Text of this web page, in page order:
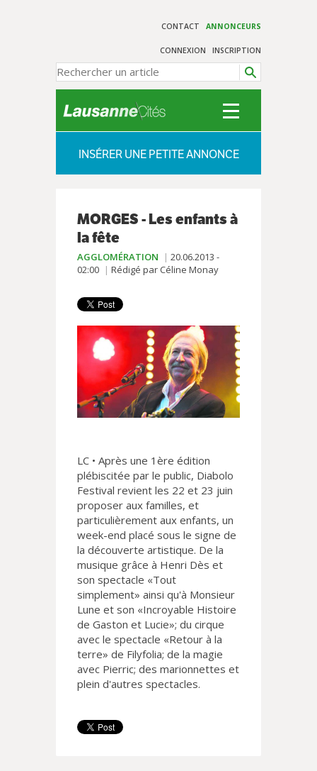
CONTACT ANNONCEURS
CONNEXION INSCRIPTION
INSÉRER UNE PETITE ANNONCE
MORGES - Les enfants à
la fête
AGGLOMÉRATION
20.06.2013 -
02:00
Rédigé par Céline Monay
LC • Après une 1ère édition
plébiscitée par le public, Diabolo
Festival revient les 22 et 23 juin
proposer aux familles, et
particulièrement aux enfants, un
week-end placé sous le signe de
la découverte artistique. De la
musique grâce à Henri Dès et
son spectacle «Tout
simplement» ainsi qu'à Monsieur
Lune et son «Incroyable Histoire
de Gaston et Lucie»; du cirque
avec le spectacle «Retour à la
terre» de Filyfolia; de la magie
avec Pierric; des marionnettes et
plein d'autres spectacles.